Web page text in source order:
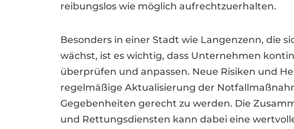
reibungslos wie möglich aufrechtzuerhalten.
Besonders in einer Stadt wie Langenzenn, die
wächst, ist es wichtig, dass Unternehmen
überprüfen und anpassen. Neue Risiken und
regelmäßige Aktualisierung der
Gegebenheiten gerecht zu werden. Die
und Rettungsdiensten kann dabei eine